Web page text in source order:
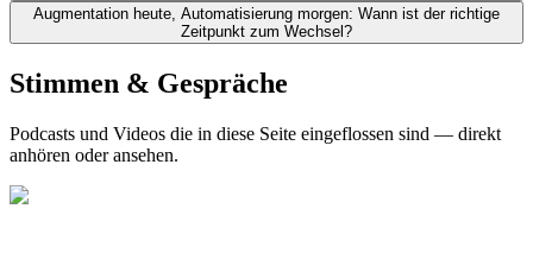
Augmentation heute, Automatisierung morgen: Wann ist der richtige
Zeitpunkt zum Wechsel?
Stimmen & Gespräche
Podcasts und Videos die in diese Seite eingeflossen sind — direkt
anhören oder ansehen.